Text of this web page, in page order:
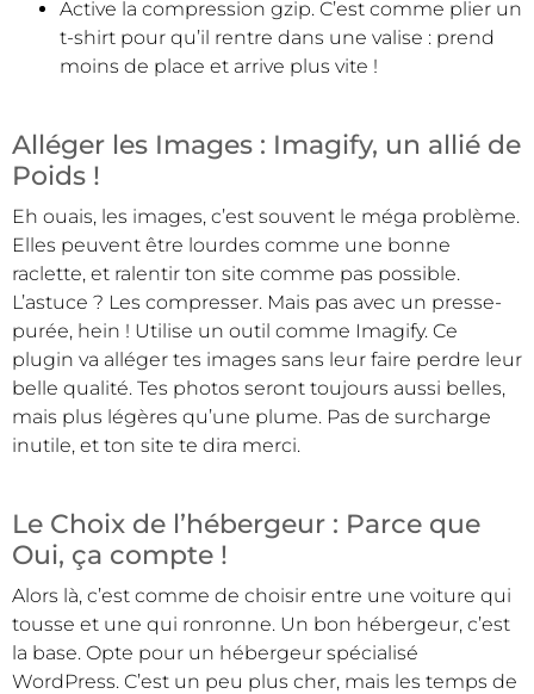
Active la compression gzip. C’est comme plier un
t-shirt pour qu’il rentre dans une valise : prend
moins de place et arrive plus vite !
Alléger les Images : Imagify, un allié de
Poids !
Eh ouais, les images, c’est souvent le méga problème.
Elles peuvent être lourdes comme une bonne
raclette, et ralentir ton site comme pas possible.
L’astuce ? Les compresser. Mais pas avec un presse-
purée, hein ! Utilise un outil comme Imagify. Ce
plugin va alléger tes images sans leur faire perdre leur
belle qualité. Tes photos seront toujours aussi belles,
mais plus légères qu’une plume. Pas de surcharge
inutile, et ton site te dira merci.
Le Choix de l’hébergeur : Parce que
Oui, ça compte !
Alors là, c’est comme de choisir entre une voiture qui
tousse et une qui ronronne. Un bon hébergeur, c’est
la base. Opte pour un hébergeur spécialisé
WordPress. C’est un peu plus cher, mais les temps de